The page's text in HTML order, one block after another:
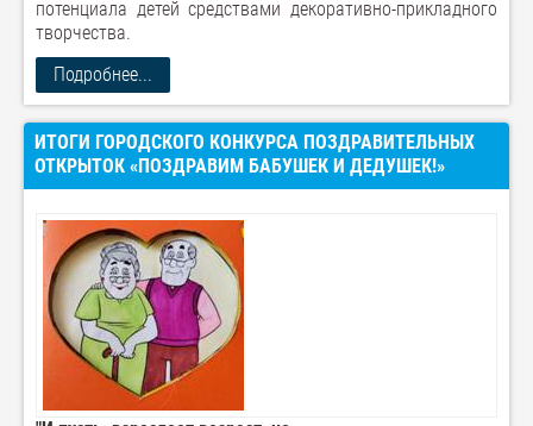
потенциала детей средствами декоративно-прикладного
творчества.
Подробнее...
ИТОГИ ГОРОДСКОГО КОНКУРСА ПОЗДРАВИТЕЛЬНЫХ
ОТКРЫТОК «ПОЗДРАВИМ БАБУШЕК И ДЕДУШЕК!»